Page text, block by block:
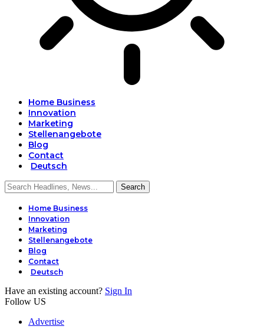
Home Business
Innovation
Marketing
Stellenangebote
Blog
Contact
Deutsch
Home Business
Innovation
Marketing
Stellenangebote
Blog
Contact
Deutsch
Have an existing account? Sign In
Follow US
Advertise